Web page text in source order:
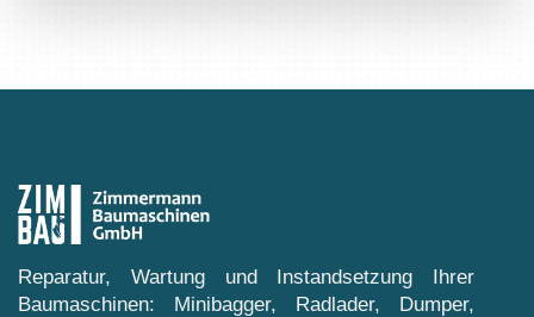
Reparatur, Wartung und Instandsetzung Ihrer
Baumaschinen: Minibagger, Radlader, Dumper,